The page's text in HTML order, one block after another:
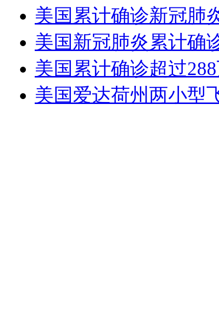
美国累计确诊新冠肺
美国新冠肺炎累计确
美国累计确诊超过
美国爱达荷州两小型